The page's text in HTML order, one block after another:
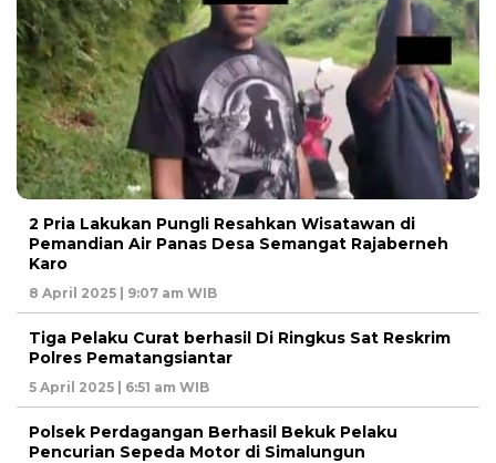
2 Pria Lakukan Pungli Resahkan Wisatawan di
Pemandian Air Panas Desa Semangat Rajaberneh
Karo
8 April 2025 | 9:07 am WIB
Tiga Pelaku Curat berhasil Di Ringkus Sat Reskrim
Polres Pematangsiantar
5 April 2025 | 6:51 am WIB
Polsek Perdagangan Berhasil Bekuk Pelaku
Pencurian Sepeda Motor di Simalungun